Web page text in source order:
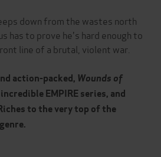
down from the wastes north
has to prove he's hard enough to
line of a brutal, violent war.
action-packed, Wounds of
EMPIRE series, and
to the very top of the